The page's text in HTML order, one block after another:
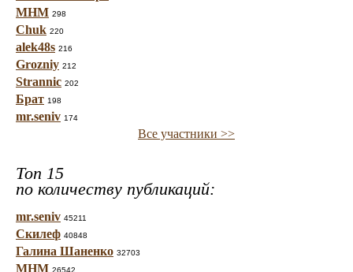
МНМ 298
Chuk 220
alek48s 216
Grozniy 212
Strannic 202
Брат 198
mr.seniv 174
Все участники >>
Топ 15
по количеству публикаций:
mr.seniv 45211
Скилеф 40848
Галина Шаненко 32703
МНМ 26542